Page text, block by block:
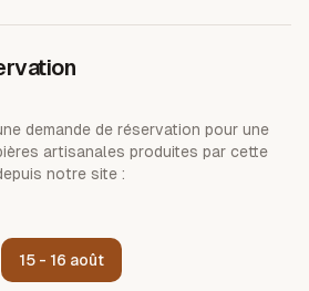
demande de réservation pour une
artisanales produites par cette
notre site :
15 - 16 août